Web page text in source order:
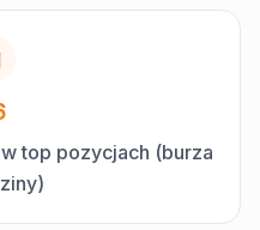
top pozycjach (burza